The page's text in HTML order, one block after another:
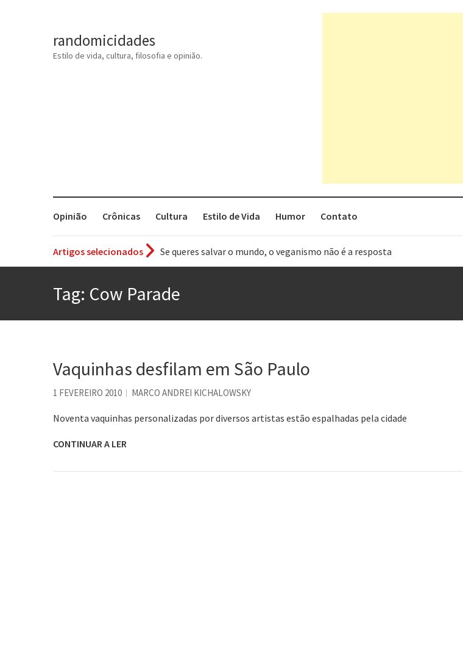
randomicidades
Estilo de vida, cultura, filosofia e opinião.
Opinião Crônicas Cultura Estilo de Vida Humor Contato
Artigos selecionados
Tem que filmar isso daí
Aprender a fracassar é o segredo do sucesso
Contardo Calligaris prega o “direito à tristeza”
Os causos de Jorge Luis Borges
Tag: Cow Parade
Vaquinhas desfilam em São Paulo
1 FEVEREIRO 2010 MARCO ANDREI KICHALOWSKY
Noventa vaquinhas personalizadas por diversos artistas estão espalhadas pela cidade
CONTINUAR A LER